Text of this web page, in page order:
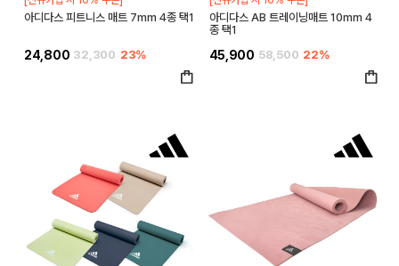
아디다스 피트니스 매트 7mm 4종 택1
24,800 32,300 23%
아디다스 AB 트레이닝매트 10mm 4
종 택1
45,900 58,500 22%